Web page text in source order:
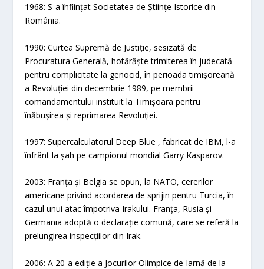
1968: S-a înființat Societatea de Științe Istorice din
România.
1990: Curtea Supremă de Justiție, sesizată de
Procuratura Generală, hotărăște trimiterea în judecată
pentru complicitate la genocid, în perioada timișoreană
a Revoluției din decembrie 1989, pe membrii
comandamentului instituit la Timișoara pentru
înăbușirea și reprimarea Revoluției.
1997: Supercalculatorul Deep Blue , fabricat de IBM, l-a
înfrânt la șah pe campionul mondial Garry Kasparov.
2003: Franța și Belgia se opun, la NATO, cererilor
americane privind acordarea de sprijin pentru Turcia, în
cazul unui atac împotriva Irakului. Franța, Rusia și
Germania adoptă o declarație comună, care se referă la
prelungirea inspecțiilor din Irak.
2006: A 20-a ediție a Jocurilor Olimpice de Iarnă de la